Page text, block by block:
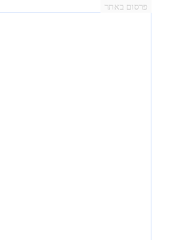
פרסום באתר